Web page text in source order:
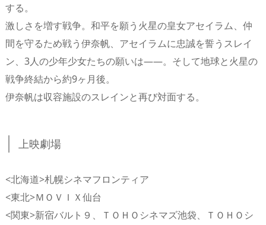
する。
激しさを増す戦争。和平を願う火星の皇女アセイラム、仲
間を守るため戦う伊奈帆、アセイラムに忠誠を誓うスレイ
ン、3人の少年少女たちの願いは――。そして地球と火星の
戦争終結から約9ヶ月後。
伊奈帆は収容施設のスレインと再び対面する。
上映劇場
<北海道>札幌シネマフロンティア
<東北>ＭＯＶＩＸ仙台
<関東>新宿バルト９、ＴＯＨＯシネマズ池袋、ＴＯＨＯシ